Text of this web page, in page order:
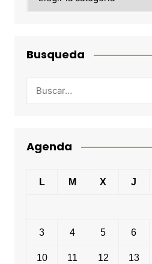
Busqueda
Agenda
L M X J
3 4 5 6
10 11 12 13